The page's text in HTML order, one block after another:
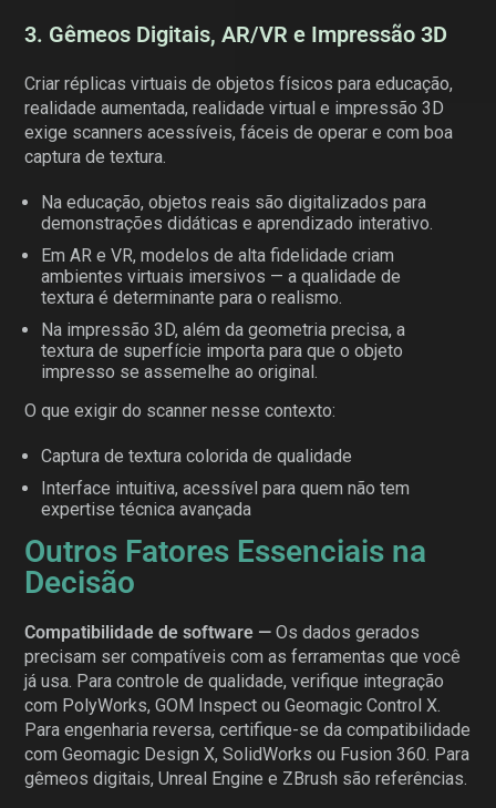
3. Gêmeos Digitais, AR/VR e Impressão 3D
Criar réplicas virtuais de objetos físicos para educação,
realidade aumentada, realidade virtual e impressão 3D
exige scanners acessíveis, fáceis de operar e com boa
captura de textura.
Na educação, objetos reais são digitalizados para
demonstrações didáticas e aprendizado interativo.
Em AR e VR, modelos de alta fidelidade criam
ambientes virtuais imersivos — a qualidade de
textura é determinante para o realismo.
Na impressão 3D, além da geometria precisa, a
textura de superfície importa para que o objeto
impresso se assemelhe ao original.
O que exigir do scanner nesse contexto:
Captura de textura colorida de qualidade
Interface intuitiva, acessível para quem não tem
expertise técnica avançada
Outros Fatores Essenciais na
Decisão
Compatibilidade de software — Os dados gerados
precisam ser compatíveis com as ferramentas que você
já usa. Para controle de qualidade, verifique integração
com PolyWorks, GOM Inspect ou Geomagic Control X.
Para engenharia reversa, certifique-se da compatibilidade
com Geomagic Design X, SolidWorks ou Fusion 360. Para
gêmeos digitais, Unreal Engine e ZBrush são referências.